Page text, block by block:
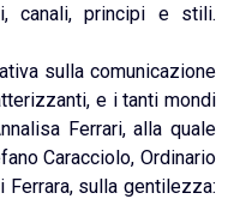
canali, principi e stili.
sulla comunicazione
e i tanti mondi
Ferrari, alla quale
Caracciolo, Ordinario
Ferrara, sulla gentilezza: